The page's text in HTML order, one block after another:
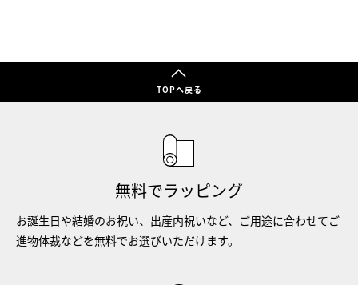
TOPへ戻る
無料でラッピング
お誕生日や結婚のお祝い、出産内祝いなど、ご用途に合わせてご
進物体裁などを無料でお選びいただけます。